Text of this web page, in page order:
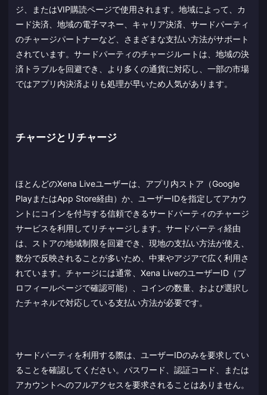
ジ、またはVIP購読ページで使用されます。地域によって、カ
ード決済、地域の電子マネー、キャリア決済、サードパーティ
のチャージパートナーなど、さまざまな支払い方法がサポート
されています。サードパーティのチャージルートは、地域の決
済トラブルを回避でき、より多くの通貨に対応し、一部の市場
ではアプリ内決済よりも処理が早いため人気があります。
チャージとリチャージ
ほとんどのXena Liveユーザーは、アプリ内ストア（Google
PlayまたはApp Store経由）か、ユーザーIDを指定してアカウ
ントにコインを付与する信頼できるサードパーティのチャージ
サービスを利用してリチャージします。サードパーティ経由
は、ストアの地域制限を回避でき、現地の支払い方法が使え、
数分で反映されることが多いため、中東やアジアで広く利用さ
れています。チャージには通常、Xena LiveのユーザーID（プ
ロフィールページで確認可能）、コインの数量、および選択し
たチャネルで対応している支払い方法が必要です。
サードパーティを利用する際は、ユーザーIDのみを要求してい
ることを確認してください。パスワード、認証コード、または
アカウントへのフルアクセスを要求されることはありません。